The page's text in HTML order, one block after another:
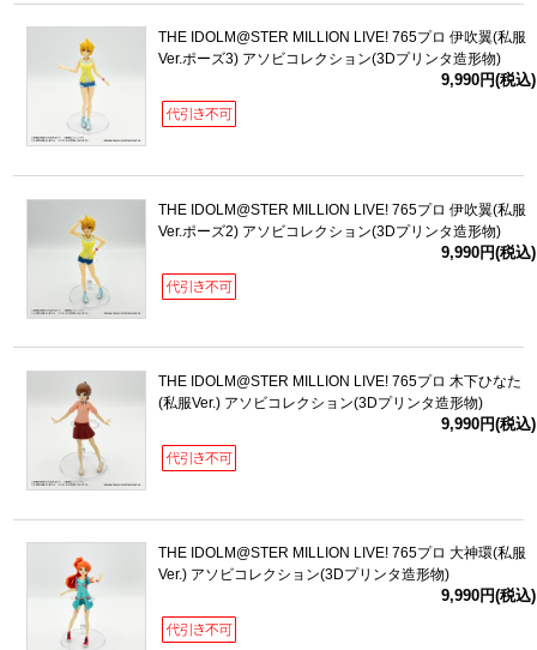
THE IDOLM@STER MILLION LIVE! 765プロ 伊吹翼(私服
Ver.ポーズ3) アソビコレクション(3Dプリンタ造形物)
9,990円(税込)
THE IDOLM@STER MILLION LIVE! 765プロ 伊吹翼(私服
Ver.ポーズ2) アソビコレクション(3Dプリンタ造形物)
9,990円(税込)
THE IDOLM@STER MILLION LIVE! 765プロ 木下ひなた
(私服Ver.) アソビコレクション(3Dプリンタ造形物)
9,990円(税込)
THE IDOLM@STER MILLION LIVE! 765プロ 大神環(私服
Ver.) アソビコレクション(3Dプリンタ造形物)
9,990円(税込)